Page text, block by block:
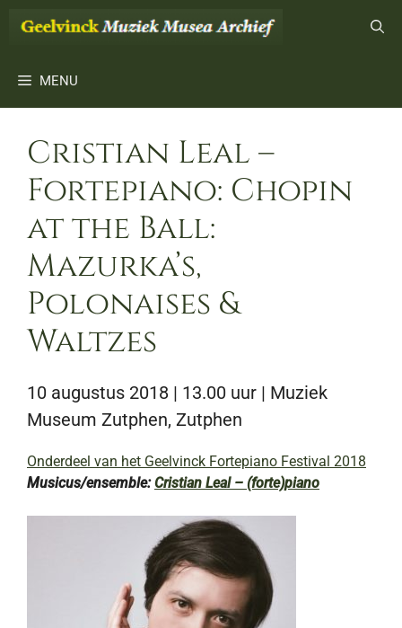
naar
inhoudMENU
Cristian Leal –
Fortepiano: Chopin
at the Ball:
Mazurka’s,
Polonaises &
Waltzes
10 augustus 2018 | 13.00 uur | Muziek
Museum Zutphen, Zutphen
Onderdeel van het Geelvinck Fortepiano Festival 2018
Musicus/ensemble:Cristian Leal – (forte)piano